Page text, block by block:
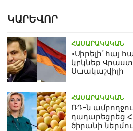
ԿԱՐԵՎՈՐ
ՀԱՍԱՐԱԿԱԿԱՆ
«Սիրելի՛ հայ
կրկնեք
Սաակաշվիլի
ՀԱՍԱՐԱԿԱԿԱՆ
ՌԴ-ն
դադարեցրեց
ծիրանի